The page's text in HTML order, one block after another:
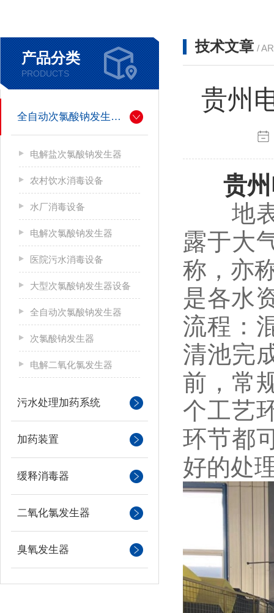
产品分类
PRODUCTS
全自动次氯酸钠发生器厂家
电解盐次氯酸钠发生器
农村饮水消毒设备
水厂消毒设备
电解次氯酸钠发生器
医院污水消毒设备
大型次氯酸钠发生器设备
全自动次氯酸钠发生器
次氯酸钠发生器
电解二氧化氯发生器
污水处理加药系统
加药装置
缓释消毒器
二氧化氯发生器
臭氧发生器
技术文章 /
贵州
贵州
地表
露于大
称，亦
是各水
流程：
清池完
前，常
个工艺
环节都
好的处